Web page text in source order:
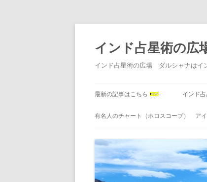
インド占星術の
インド占星術の広場 ダルシャナはイ
最新の記事はこちら インド
有名人のチャート（ホロスコープ） アイ